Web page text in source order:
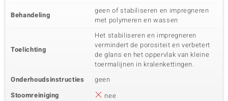
Behandeling
geen of stabiliseren en impregneren
met polymeren en wassen
Toelichting
Het stabiliseren en impregneren
vermindert de porositeit en verbetert
de glans en het oppervlak van kleine
toermalijnen in kralenkettingen.
Onderhoudsinstructies
geen
Stoomreiniging
nee